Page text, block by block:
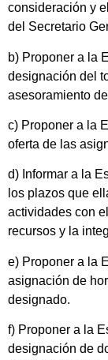
consideración y
del Secretario
b) Proponer a la
designación del
asesoramiento
c) Proponer a la
oferta de las
d) Informar a la
los plazos que
actividades con
recursos y la
e) Proponer a la
asignación de
designado.
f) Proponer a la
designación de